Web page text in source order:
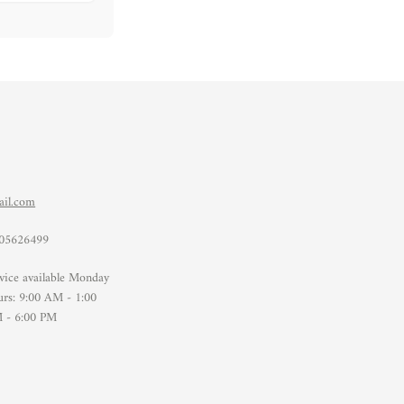
available Monday
9:00 AM - 1:00
- 6:00 PM